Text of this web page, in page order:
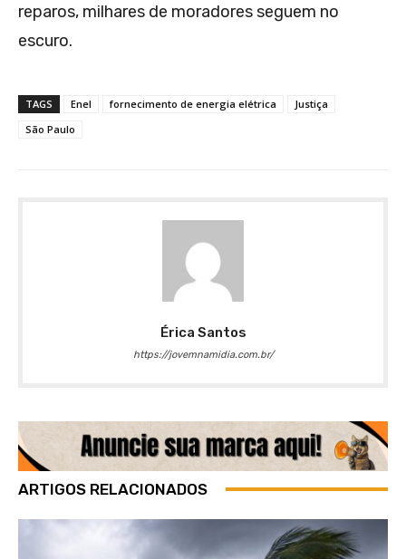
reparos, milhares de moradores seguem no
escuro.
TAGS Enel fornecimento de energia elétrica
Justiça
São Paulo
Érica Santos
https://jovemnamidia.com.br/
ARTIGOS RELACIONADOS